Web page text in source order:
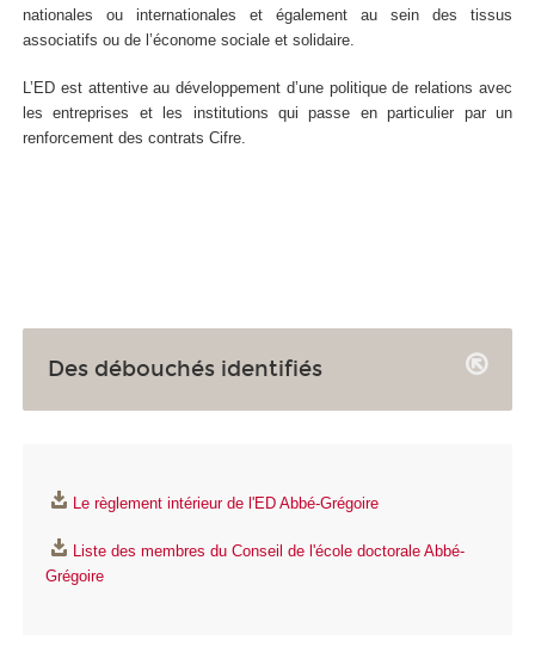
nationales ou internationales et également au sein des tissus
associatifs ou de l’économe sociale et solidaire.
L’ED est attentive au développement d’une politique de relations avec
les entreprises et les institutions qui passe en particulier par un
renforcement des contrats Cifre.
Des débouchés identifiés
Le règlement intérieur de l'ED Abbé-Grégoire
Liste des membres du Conseil de l'école doctorale Abbé-
Grégoire